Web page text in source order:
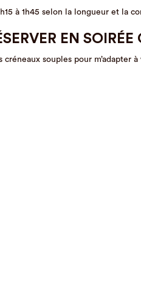
à 1h45 selon la longueur et la
EN
créneaux souples pour m’adapter